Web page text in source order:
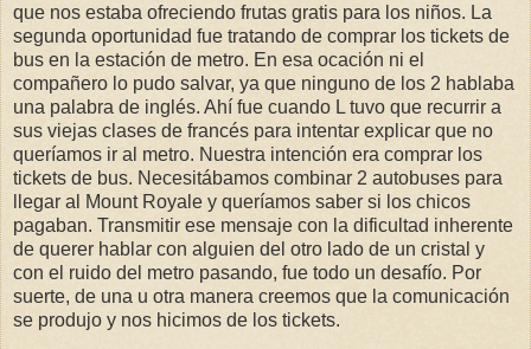
que nos estaba ofreciendo frutas gratis para los niños. La
segunda oportunidad fue tratando de comprar los tickets de
bus en la estación de metro. En esa ocación ni el
compañero lo pudo salvar, ya que ninguno de los 2 hablaba
una palabra de inglés. Ahí fue cuando L tuvo que recurrir a
sus viejas clases de francés para intentar explicar que no
queríamos ir al metro. Nuestra intención era comprar los
tickets de bus. Necesitábamos combinar 2 autobuses para
llegar al Mount Royale y queríamos saber si los chicos
pagaban. Transmitir ese mensaje con la dificultad inherente
de querer hablar con alguien del otro lado de un cristal y
con el ruido del metro pasando, fue todo un desafío. Por
suerte, de una u otra manera creemos que la comunicación
se produjo y nos hicimos de los tickets.